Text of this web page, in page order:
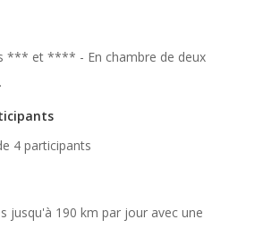
*** et **** - En chambre de deux
4 participants
jusqu'à 190 km par jour avec une